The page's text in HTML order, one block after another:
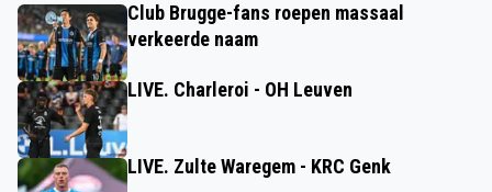
Club Brugge-fans roepen massaal
verkeerde naam
LIVE. Charleroi - OH Leuven
LIVE. Zulte Waregem - KRC Genk